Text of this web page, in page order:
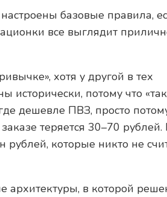
базовые правила,
все выглядит
хотя у другой в тех
потому что «так
дешевле ПВЗ, просто
теряется 30–70
которые никто не
архитектуры, в которой